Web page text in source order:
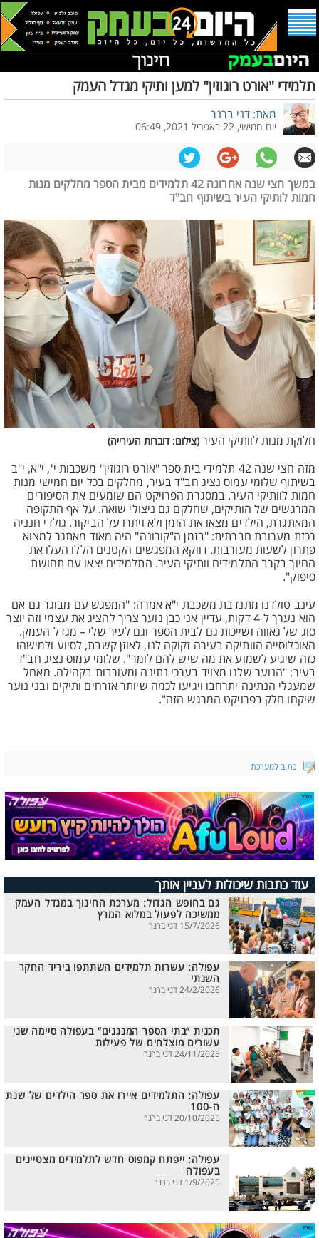
תלמידי "אורט רוגוזין" למען ותיקי מגדל העמק
מאת: דני ברנר
יום חמישי, 22 באפריל 2021, 06:49
במשך חצי שנה אחרונה 42 תלמידים מבית הספר מחלקים מנות
חמות לותיקי העיר בשיתוף חב"ד
חלוקת מנות לוותיקי העיר (צילום: דוברות העירייה)
מזה חצי שנה 42 תלמידי בית ספר "אורט רוגוזין" משכבות י', י"א, י"ב
בשיתוף שלומי עמוס נציג חב"ד בעיר, מחלקים בכל יום חמישי מנות
חמות לוותיקי העיר. במסגרת הפרויקט הם שומעים את הסיפורים
המרגשים של הותיקים, שחלקם גם ניצולי שואה. על אף התקופה
המאתגרת, הילדים מצאו את הזמן ולא ויתרו על הביקור. גולדי חנניה
רכזת מערובת חברתית: "בזמן ה"קורונה" היה מאוד מאתגר למצוא
פתרון לשעות מעורבות. דווקא המפגשים הקטנים הללו העלו את
החיוך בקרב התלמידים וותיקי העיר. התלמידים יצאו עם תחושת
סיפוק".
עינב טולדנו מתנדבת משכבת י"א אמרה: "המפגש עם מבוגר גם אם
הוא נערך ל-4 דקות, עדיין אני כבן נוער צריך להציג את עצמי וזה יוצר
סוג של גאווה ושייכות גם לבית הספר וגם לעיר שלי – מגדל העמק.
האוכלוסייה הוותיקה בעירה זקוקה לנו, לאוזן קשבת, לסיוע ולמישהו
כזה שיגיע לשמוע את מה שיש להם לומר". שלומי עמוס נציג חב"ד
בעיר: "הנוער שלנו מצויד בערכי נתינה ומעורבות בקהילה. מאחל
שמעגלי הנתינה יתרחבו ויגיעו לכמה שיותר אזרחים ותיקים ובני נוער
שיקחו חלק בפרויקט המרגש הזה".
כתוב למערכת
עוד כתבות שיכולות לעניין אותך
גם בחופש הגדול: מערכת החינוך במגדל העמק
ממשיכה לפעול במלוא המרץ
15/7/2026 דני ברנר
עפולה: עשרות תלמידים השתתפו ביריד החקר
השנתי
24/2/2026 דני ברנר
תכנית “בתי הספר המנגנים” בעפולה סיימה שני
עשורים מוצלחים של פעילות
24/11/2025 דני ברנר
עפולה: התלמידים איירו את ספר הילדים של שנת
ה-100
20/10/2025 דני ברנר
עפולה: ייפתח קמפוס חדש לתלמידים מצטיינים
בעפולה
1/9/2025 דני ברנר